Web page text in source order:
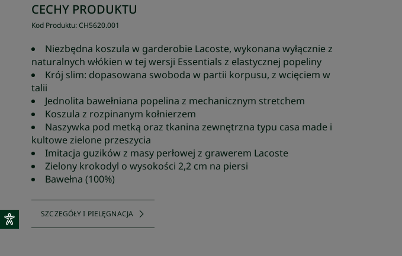
CECHY PRODUKTU
Kod Produktu:CH5620.001
Niezbędna koszula w garderobie Lacoste, wykonana wyłącznie z
naturalnych włókien w tej wersji Essentials z elastycznej popeliny
Krój slim: dopasowana swoboda w partii korpusu, z wcięciem w
talii
Jednolita bawełniana popelina z mechanicznym stretchem
Koszula z rozpinanym kołnierzem
Naszywka pod metką oraz tkanina zewnętrzna typu casa made i
kultowe zielone przeszycia
Imitacja guzików z masy perłowej z grawerem Lacoste
Zielony krokodyl o wysokości 2,2 cm na piersi
Bawełna (100%)
SZCZEGÓŁY I PIELĘGNACJA